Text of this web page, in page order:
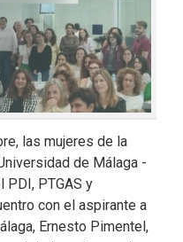
las mujeres de la
de Málaga -
PTGAS y
con el aspirante a
Ernesto Pimentel,